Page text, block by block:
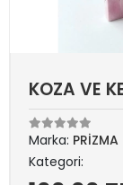
KOZA VE
Marka: PRİZMA
Kategori: